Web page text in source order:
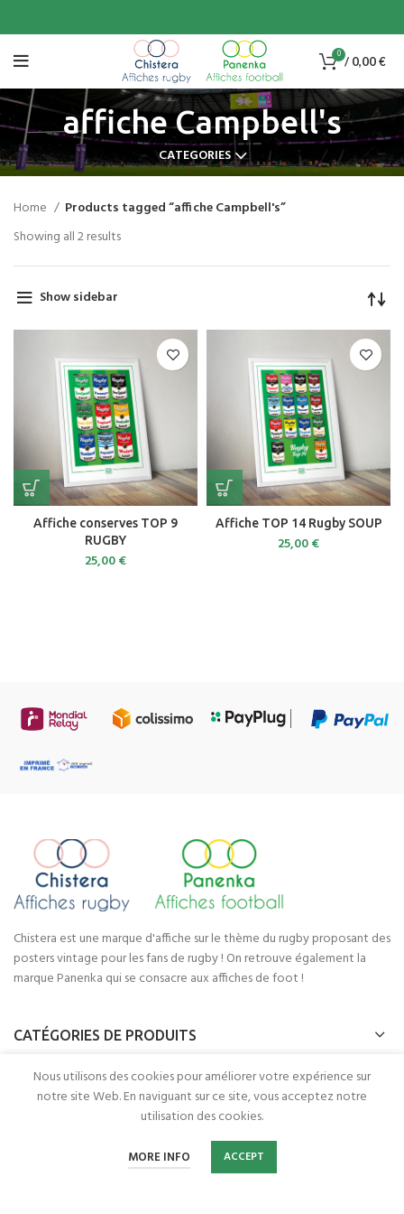
0 / 0,00€
affiche Campbell's
CATEGORIES
Home
Products tagged “affiche Campbell's”
Showing all 2 results
Show sidebar
Affiche conserves TOP 9
RUGBY
25,00€
Affiche TOP 14 Rugby SOUP
25,00€
Chistera est une marque d'affiche sur le thème du rugby proposant des
posters vintage pour les fans de rugby ! On retrouve également la
marque Panenka qui se consacre aux affiches de foot !
CATÉGORIES DE PRODUITS
LIENS UTILES
Chistera - Panenka 2022 Réalisé BYWebcomsysteme
Nous utilisons des cookies pour améliorer votre expérience sur
notre site Web. En naviguant sur ce site, vous acceptez notre
utilisation des cookies.
MORE INFO ACCEPT
Filters Wishlist Cart